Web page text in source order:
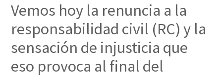
Vemos hoy la renuncia a la
responsabilidad civil (RC) y la
sensación de injusticia que
eso provoca al final del